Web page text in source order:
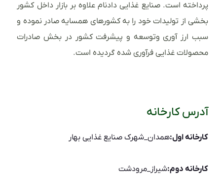
پرداخته است. صنایع غذایی دادنام علاوه بر بازار داخل کشور
بخشی از تولیدات خود را به کشورهای همسایه صادر نموده و
سبب ارز آوری وتوسعه و پیشرفت کشور در بخش صادرات
محصولات غذایی فرآوری شده گردیده است.
آدرس کارخانه
کارخانه اول:همدان_شهرک صنایع غذایی بهار
کارخانه دوم:شیراز_مرودشت